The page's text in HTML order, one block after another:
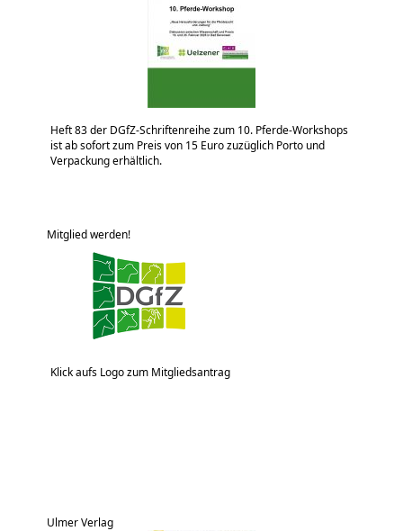
Heft 83 der DGfZ-Schriftenreihe zum 10. Pferde-Workshops
ist ab sofort zum Preis von 15 Euro zuzüglich Porto und
Verpackung erhältlich.
Mitglied werden!
Klick aufs Logo zum Mitgliedsantrag
Ulmer Verlag